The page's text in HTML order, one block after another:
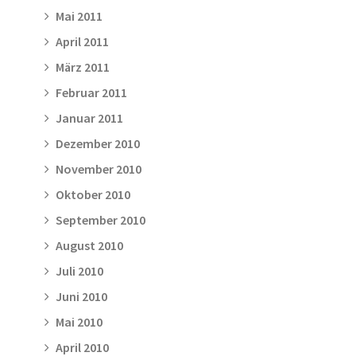
Mai 2011
April 2011
März 2011
Februar 2011
Januar 2011
Dezember 2010
November 2010
Oktober 2010
September 2010
August 2010
Juli 2010
Juni 2010
Mai 2010
April 2010